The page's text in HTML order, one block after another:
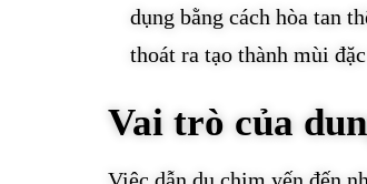
dụng bằng cách hòa tan
thoát ra tạo thành mùi
Vai trò của